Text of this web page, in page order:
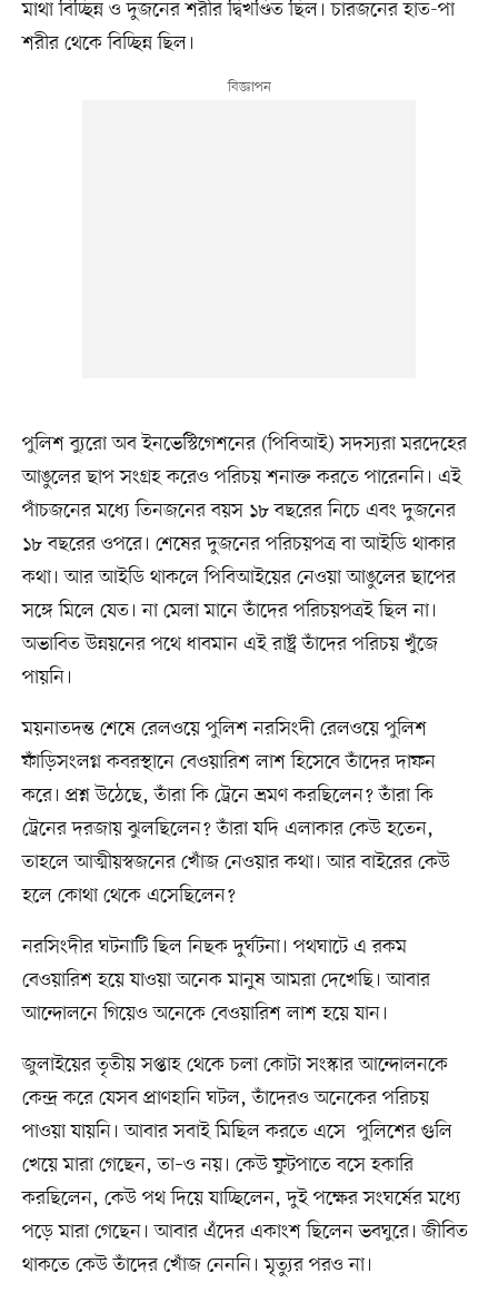
মাথা বিচ্ছিন্ন ও দুজনের শরীর দ্বিখণ্ডিত ছিল। চারজনের হাত-পা
শরীর থেকে বিচ্ছিন্ন ছিল।
পুলিশ ব্যুরো অব ইনভেস্টিগেশনের (পিবিআই) সদস্যরা মরদেহের
আঙুলের ছাপ সংগ্রহ করেও পরিচয় শনাক্ত করতে পারেননি। এই
পাঁচজনের মধ্যে তিনজনের বয়স ১৮ বছরের নিচে এবং দুজনের
১৮ বছরের ওপরে। শেষের দুজনের পরিচয়পত্র বা আইডি থাকার
কথা। আর আইডি থাকলে পিবিআইয়ের নেওয়া আঙুলের ছাপের
সঙ্গে মিলে যেত। না মেলা মানে তাঁদের পরিচয়পত্রই ছিল না।
অভাবিত উন্নয়নের পথে ধাবমান এই রাষ্ট্র তাঁদের পরিচয় খুঁজে
পায়নি।
ময়নাতদন্ত শেষে রেলওয়ে পুলিশ নরসিংদী রেলওয়ে পুলিশ
ফাঁড়িসংলগ্ন কবরস্থানে বেওয়ারিশ লাশ হিসেবে তাঁদের দাফন
করে। প্রশ্ন উঠেছে, তাঁরা কি ট্রেনে ভ্রমণ করছিলেন? তাঁরা কি
ট্রেনের দরজায় ঝুলছিলেন? তাঁরা যদি এলাকার কেউ হতেন,
তাহলে আত্মীয়স্বজনের খোঁজ নেওয়ার কথা। আর বাইরের কেউ
হলে কোথা থেকে এসেছিলেন?
নরসিংদীর ঘটনাটি ছিল নিছক দুর্ঘটনা। পথঘাটে এ রকম
বেওয়ারিশ হয়ে যাওয়া অনেক মানুষ আমরা দেখেছি। আবার
আন্দোলনে গিয়েও অনেকে বেওয়ারিশ লাশ হয়ে যান।
জুলাইয়ের তৃতীয় সপ্তাহ থেকে চলা কোটা সংস্কার আন্দোলনকে
কেন্দ্র করে যেসব প্রাণহানি ঘটল, তাঁদেরও অনেকের পরিচয়
পাওয়া যায়নি। আবার সবাই মিছিল করতে এসে পুলিশের গুলি
খেয়ে মারা গেছেন, তা–ও নয়। কেউ ফুটপাতে বসে হকারি
করছিলেন, কেউ পথ দিয়ে যাচ্ছিলেন, দুই পক্ষের সংঘর্ষের মধ্যে
পড়ে মারা গেছেন। আবার এঁদের একাংশ ছিলেন ভবঘুরে। জীবিত
থাকতে কেউ তাঁদের খোঁজ নেননি। মৃত্যুর পরও না।